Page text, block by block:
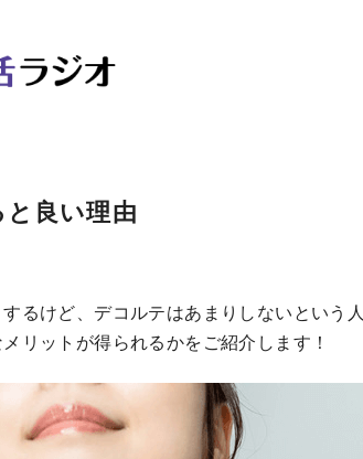
良い理由
るけど、デコルテはあまりしないという
リットが得られるかをご紹介します！